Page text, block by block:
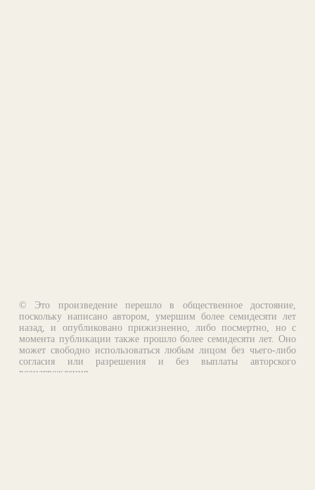
© Это произведение перешло в общественное достояние,
поскольку написано автором, умершим более семидесяти лет
назад, и опубликовано прижизненно, либо посмертно, но с
момента публикации также прошло более семидесяти лет. Оно
может свободно использоваться любым лицом без чьего-либо
согласия или разрешения и без выплаты авторского
вознаграждения.